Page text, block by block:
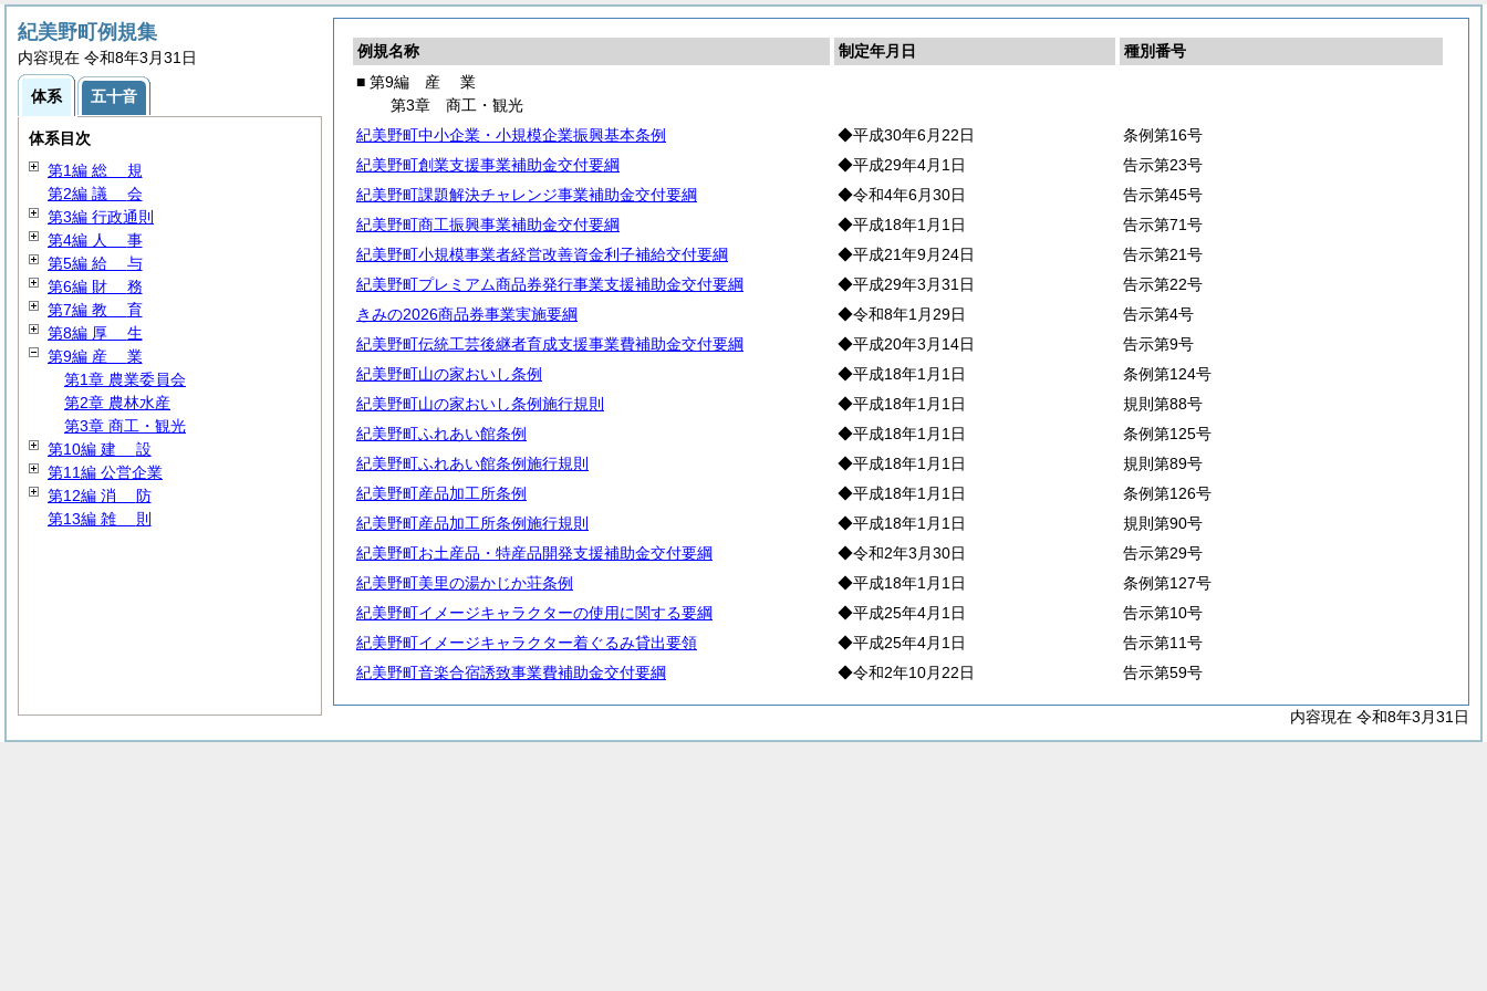
例規名称 制定年月日
種別番号
■ 第9編 産 業
第3章 商工・観光
紀美野町中小企業・小規模企業振興基本条例
◆平成30年6月22日
条例第16号
紀美野町創業支援事業補助金交付要綱
◆平成29年4月1日
告示第23号
紀美野町課題解決チャレンジ事業補助金交付要綱
◆令和4年6月30日
告示第45号
紀美野町商工振興事業補助金交付要綱
◆平成18年1月1日
告示第71号
紀美野町小規模事業者経営改善資金利子補給交付要綱
◆平成21年9月24日
告示第21号
紀美野町プレミアム商品券発行事業支援補助金交付要綱
◆平成29年3月31日
告示第22号
きみの2026商品券事業実施要綱
◆令和8年1月29日
告示第4号
紀美野町伝統工芸後継者育成支援事業費補助金交付要綱
◆平成20年3月14日
告示第9号
紀美野町山の家おいし条例
◆平成18年1月1日
条例第124号
紀美野町山の家おいし条例施行規則
◆平成18年1月1日
規則第88号
紀美野町ふれあい館条例
◆平成18年1月1日
条例第125号
紀美野町ふれあい館条例施行規則
◆平成18年1月1日
規則第89号
紀美野町産品加工所条例
◆平成18年1月1日
条例第126号
紀美野町産品加工所条例施行規則
◆平成18年1月1日
規則第90号
紀美野町お土産品・特産品開発支援補助金交付要綱
◆令和2年3月30日
告示第29号
紀美野町美里の湯かじか荘条例
◆平成18年1月1日
条例第127号
紀美野町イメージキャラクターの使用に関する要綱
◆平成25年4月1日
告示第10号
紀美野町イメージキャラクター着ぐるみ貸出要領
◆平成25年4月1日
告示第11号
紀美野町音楽合宿誘致事業費補助金交付要綱
◆令和2年10月22日 告示第59号
内容現在 令和8年3月31日
紀美野町例規集
内容現在 令和8年3月31日
体系 五十音
体系目次
第1編 総 規
第2編 議 会
第3編 行政通則
第4編 人 事
第5編 給 与
第6編 財 務
第7編 教 育
第8編 厚 生
第9編 産 業
第1章 農業委員会
第2章 農林水産
第3章 商工・観光
第10編 建 設
第11編 公営企業
第12編 消 防
第13編 雑 則